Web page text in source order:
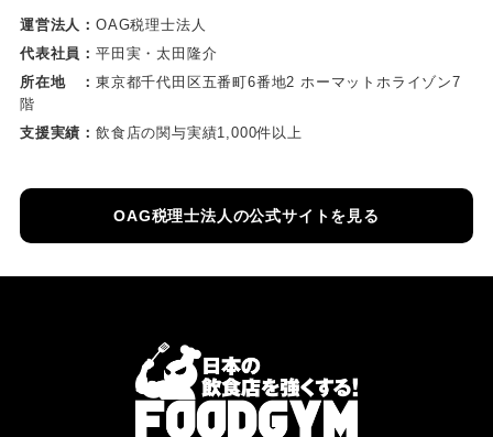
運営法人： OAG税理士法人
代表社員： 平田実・太田隆介
所在地 ： 東京都千代田区五番町6番地2 ホーマットホライゾン7
階
支援実績： 飲食店の関与実績1,000件以上
OAG税理士法人の公式サイトを見る